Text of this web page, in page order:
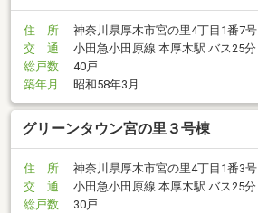
住 所
神奈川県厚木市宮の里4丁目1番7号
交 通
小田急小田原線 本厚木駅 バス25分
総戸数
40戸
築年月
昭和58年3月
グリーンタウン宮の里３号棟
住 所
神奈川県厚木市宮の里4丁目1番3号
交 通
小田急小田原線 本厚木駅 バス25分
総戸数
30戸